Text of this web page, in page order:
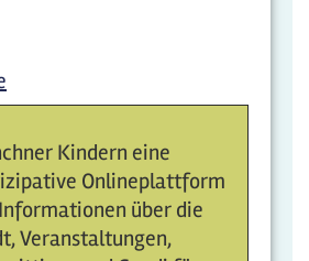
Kindern eine
Onlineplattform
über die
Veranstaltungen,